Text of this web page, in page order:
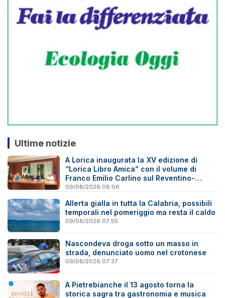
Ultime notizie
A Lorica inaugurata la XV edizione di
“Lorica Libro Amica” con il volume di
Franco Emilio Carlino sul Reventino-
Savuto
09/08/2026 08:06
Allerta gialla in tutta la Calabria, possibili
temporali nel pomeriggio ma resta il caldo
09/08/2026 07:55
Nascondeva droga sotto un masso in
strada, denunciato uomo nel crotonese
09/08/2026 07:37
A Pietrebianche il 13 agosto torna la
storica sagra tra gastronomia e musica